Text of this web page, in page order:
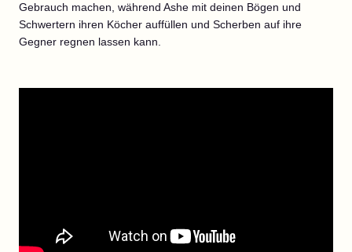
Gebrauch machen, während Ashe mit deinen Bögen und
Schwertern ihren Köcher auffüllen und Scherben auf ihre
Gegner regnen lassen kann.